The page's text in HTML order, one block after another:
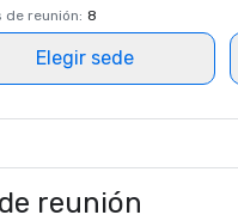
de reunión: 8
Elegir sede
reunión